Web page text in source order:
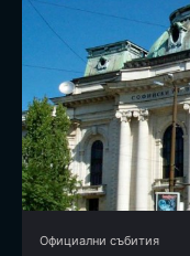
Официални събития